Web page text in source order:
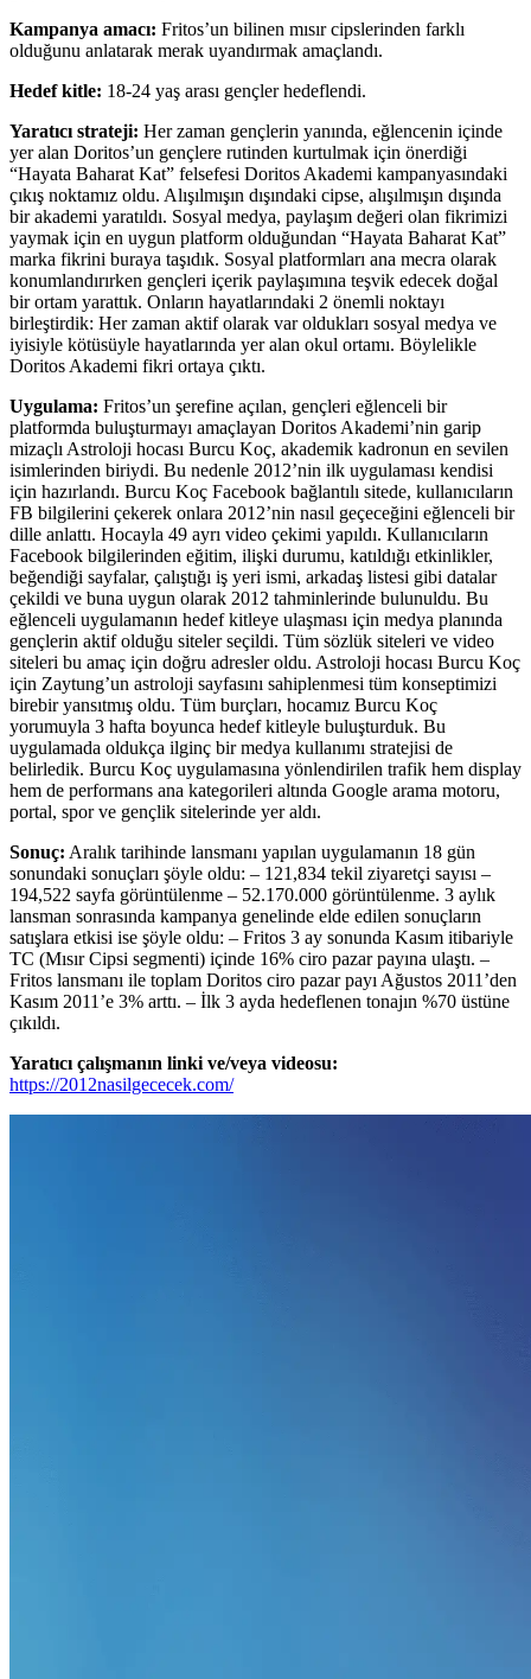
Kampanya amacı: Fritos’un bilinen mısır cipslerinden farklı
olduğunu anlatarak merak uyandırmak amaçlandı.
Hedef kitle: 18-24 yaş arası gençler hedeflendi.
Yaratıcı strateji: Her zaman gençlerin yanında, eğlencenin içinde
yer alan Doritos’un gençlere rutinden kurtulmak için önerdiği
“Hayata Baharat Kat” felsefesi Doritos Akademi kampanyasındaki
çıkış noktamız oldu. Alışılmışın dışındaki cipse, alışılmışın dışında
bir akademi yaratıldı. Sosyal medya, paylaşım değeri olan fikrimizi
yaymak için en uygun platform olduğundan “Hayata Baharat Kat”
marka fikrini buraya taşıdık. Sosyal platformları ana mecra olarak
konumlandırırken gençleri içerik paylaşımına teşvik edecek doğal
bir ortam yarattık. Onların hayatlarındaki 2 önemli noktayı
birleştirdik: Her zaman aktif olarak var oldukları sosyal medya ve
iyisiyle kötüsüyle hayatlarında yer alan okul ortamı. Böylelikle
Doritos Akademi fikri ortaya çıktı.
Uygulama: Fritos’un şerefine açılan, gençleri eğlenceli bir
platformda buluşturmayı amaçlayan Doritos Akademi’nin garip
mizaçlı Astroloji hocası Burcu Koç, akademik kadronun en sevilen
isimlerinden biriydi. Bu nedenle 2012’nin ilk uygulaması kendisi
için hazırlandı. Burcu Koç Facebook bağlantılı sitede, kullanıcıların
FB bilgilerini çekerek onlara 2012’nin nasıl geçeceğini eğlenceli bir
dille anlattı. Hocayla 49 ayrı video çekimi yapıldı. Kullanıcıların
Facebook bilgilerinden eğitim, ilişki durumu, katıldığı etkinlikler,
beğendiği sayfalar, çalıştığı iş yeri ismi, arkadaş listesi gibi datalar
çekildi ve buna uygun olarak 2012 tahminlerinde bulunuldu. Bu
eğlenceli uygulamanın hedef kitleye ulaşması için medya planında
gençlerin aktif olduğu siteler seçildi. Tüm sözlük siteleri ve video
siteleri bu amaç için doğru adresler oldu. Astroloji hocası Burcu Koç
için Zaytung’un astroloji sayfasını sahiplenmesi tüm konseptimizi
birebir yansıtmış oldu. Tüm burçları, hocamız Burcu Koç
yorumuyla 3 hafta boyunca hedef kitleyle buluşturduk. Bu
uygulamada oldukça ilginç bir medya kullanımı stratejisi de
belirledik. Burcu Koç uygulamasına yönlendirilen trafik hem display
hem de performans ana kategorileri altında Google arama motoru,
portal, spor ve gençlik sitelerinde yer aldı.
Sonuç: Aralık tarihinde lansmanı yapılan uygulamanın 18 gün
sonundaki sonuçları şöyle oldu: – 121,834 tekil ziyaretçi sayısı –
194,522 sayfa görüntülenme – 52.170.000 görüntülenme. 3 aylık
lansman sonrasında kampanya genelinde elde edilen sonuçların
satışlara etkisi ise şöyle oldu: – Fritos 3 ay sonunda Kasım itibariyle
TC (Mısır Cipsi segmenti) içinde 16% ciro pazar payına ulaştı. –
Fritos lansmanı ile toplam Doritos ciro pazar payı Ağustos 2011’den
Kasım 2011’e 3% arttı. – İlk 3 ayda hedeflenen tonajın %70 üstüne
çıkıldı.
Yaratıcı çalışmanın linki ve/veya videosu:
https://2012nasilgececek.com/